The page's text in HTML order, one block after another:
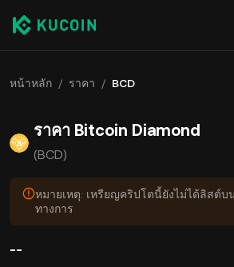
หน้าหลัก / ราคา / BCD
ราคา Bitcoin Diamond
(BCD)
หมายเหตุ: เหรียญคริปโตนี้ยังไม่ได้ลิสต์บ
ทางการ
--